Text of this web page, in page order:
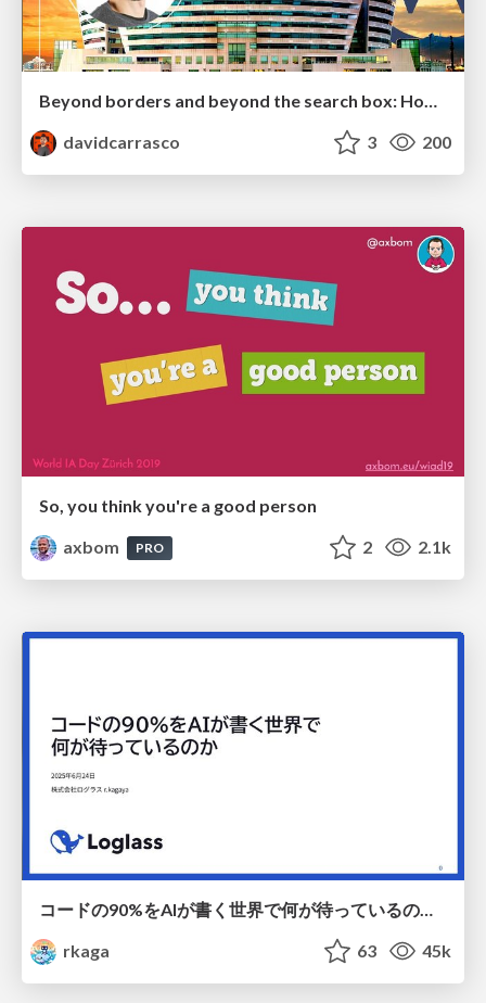
Beyond borders and beyond the search box: How to win the global "messy middle" with AI-driven SEO
davidcarrasco
3 200
So, you think you're a good person
axbom
PRO 2 2.1k
コードの90%をAIが書く世界で何が待っているのか / What awaits us in a world where 90% of the code is written by AI
rkaga
63 45k